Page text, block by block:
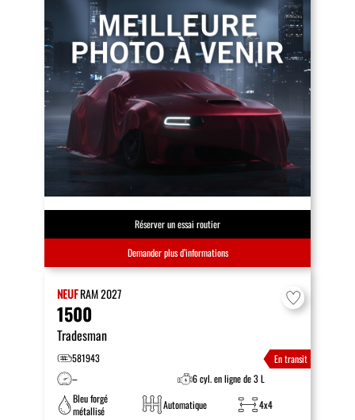
Réserver un essai routier
Demander plus d’informations
NEUFRAM2027
1500
Tradesman
581943
En transit
–
6 cyl. en ligne de 3 L
Bleu forgé
métallisé
Automatique 4x4